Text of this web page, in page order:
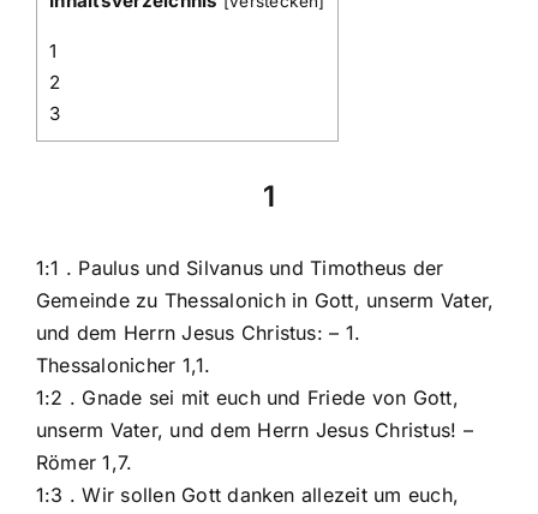
1
2
3
1
1:1 . Paulus und Silvanus und Timotheus der
Gemeinde zu Thessalonich in Gott, unserm Vater,
und dem Herrn Jesus Christus: – 1.
Thessalonicher 1,1.
1:2 . Gnade sei mit euch und Friede von Gott,
unserm Vater, und dem Herrn Jesus Christus! –
Römer 1,7.
1:3 . Wir sollen Gott danken allezeit um euch,